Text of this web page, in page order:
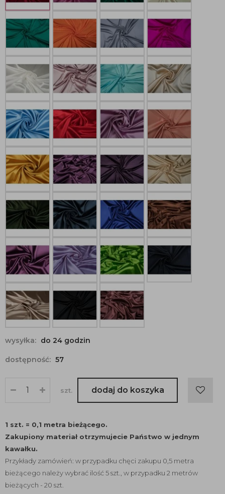
wysyłka: do 24 godzin
dostępność: 57
szt. dodaj do koszyka
1 szt. = 0,1 metra bieżącego.
Zakupiony materiał otrzymujecie Państwo w jednym
kawałku.
Przykłady zamówień: w przypadku chęci zakupu 0,5 metra
bieżącego należy wybrać ilość 5 szt., w przypadku 2 metrów
bieżących - 20 szt.